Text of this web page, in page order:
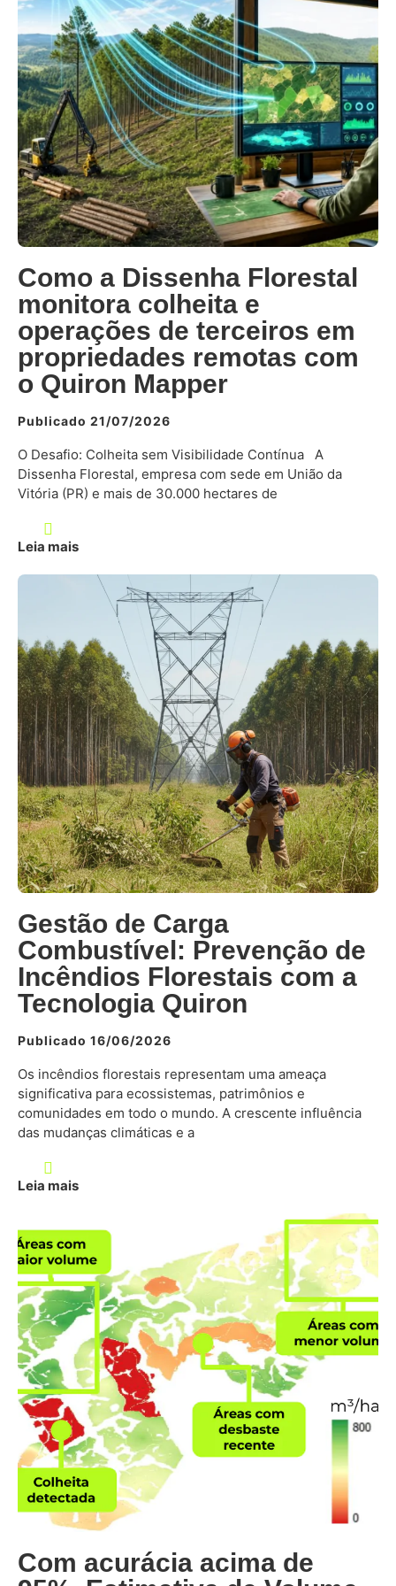
Como a Dissenha Florestal
monitora colheita e
operações de terceiros em
propriedades remotas com
o Quiron Mapper
Publicado 21/07/2026
O Desafio: Colheita sem Visibilidade Contínua A
Dissenha Florestal, empresa com sede em União da
Vitória (PR) e mais de 30.000 hectares de
Leia mais
Gestão de Carga
Combustível: Prevenção de
Incêndios Florestais com a
Tecnologia Quiron
Publicado 16/06/2026
Os incêndios florestais representam uma ameaça
significativa para ecossistemas, patrimônios e
comunidades em todo o mundo. A crescente influência
das mudanças climáticas e a
Leia mais
Com acurácia acima de